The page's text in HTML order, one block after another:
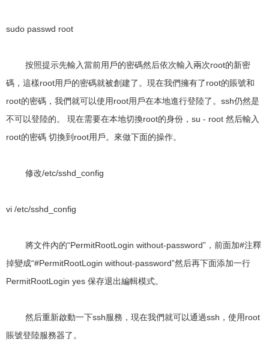
sudo passwd root
按照提示先輸入當前用戶的密碼然后依次輸入兩次root的新密
碼，這樣root用戶的密碼就被創建了。現在我們擁有了root的賬號和
root的密碼，我們就可以使用root用戶在本地進行登陸了。ssh仍然是
不可以登陸的。 現在需要在本地切換root的身份，su - root 然后輸入
root的密碼 切換到root用戶。來做下面的操作。
修改/etc/sshd_config
vi /etc/sshd_config
將文件內的“PermitRootLogin without-password”，前面加#注釋
掉變成“#PermitRootLogin without-password”然后再下面添加一行
PermitRootLogin yes 保存退出編輯模式。
然后重新啟動一下ssh服務，現在我們就可以通過ssh，使用root
賬號登陸服務器了。